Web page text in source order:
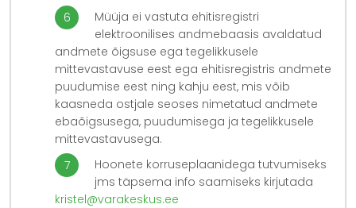
Müüja ei vastuta ehitisregistri
elektroonilises andmebaasis avaldatud
andmete õigsuse ega tegelikkusele
mittevastavuse eest ega ehitisregistris andmete
puudumise eest ning kahju eest, mis võib
kaasneda ostjale seoses nimetatud andmete
ebaõigsusega, puudumisega ja tegelikkusele
mittevastavusega.
Hoonete korruseplaanidega tutvumiseks
jms täpsema info saamiseks kirjutada
kristel@varakeskus.ee